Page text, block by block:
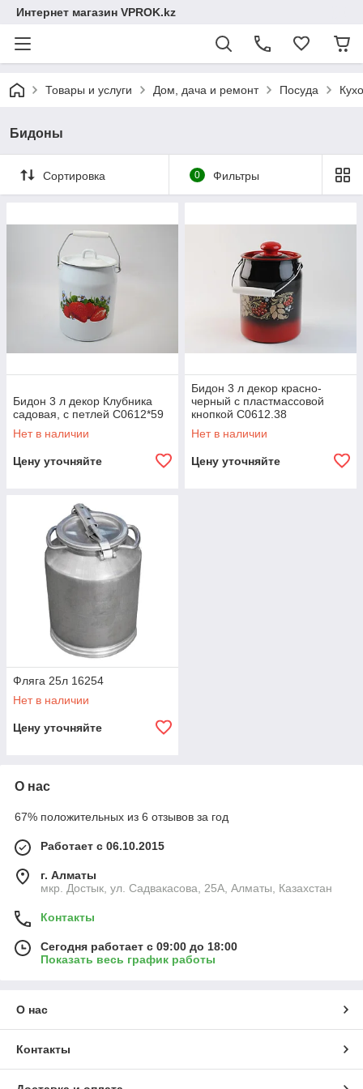
Интернет магазин VPROK.kz
Товары и услуги Дом, дача и ремонт Посуда
Бидоны
Сортировка 0 Фильтры
Бидон 3 л декор Клубника
садовая, с петлей С0612*59
Нет в наличии
Цену уточняйте
Бидон 3 л декор красно-
черный с пластмассовой
кнопкой С0612.38
Нет в наличии
Цену уточняйте
Фляга 25л 16254
Нет в наличии
Цену уточняйте
О нас
67% положительных из 6 отзывов за год
Работает с 06.10.2015
г. Алматы
мкр. Достык, ул. Садвакасова, 25А, Алматы, Казахстан
Контакты
Сегодня работает с 09:00 до 18:00
Показать весь график работы
О нас
Контакты